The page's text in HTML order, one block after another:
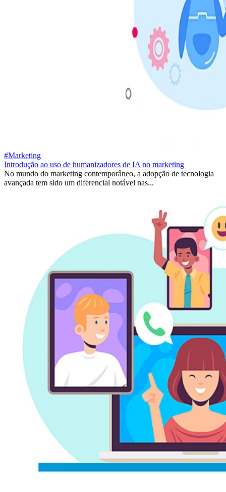
#Marketing
Introdução ao uso de humanizadores de IA no marketing
No mundo do marketing contemporâneo, a adopção de tecnologia
avançada tem sido um diferencial notável nas...